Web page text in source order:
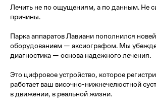
Лечить не по ощущениям, а по данным. Не
причины.
Парка аппаратов Лавиани пополнился
оборудованием — аксиографом. Мы
диагностика — основа надежного лечения.
Это цифровое устройство, которое
работает ваш височно-нижнечелюстной
в движении, в реальной жизни.